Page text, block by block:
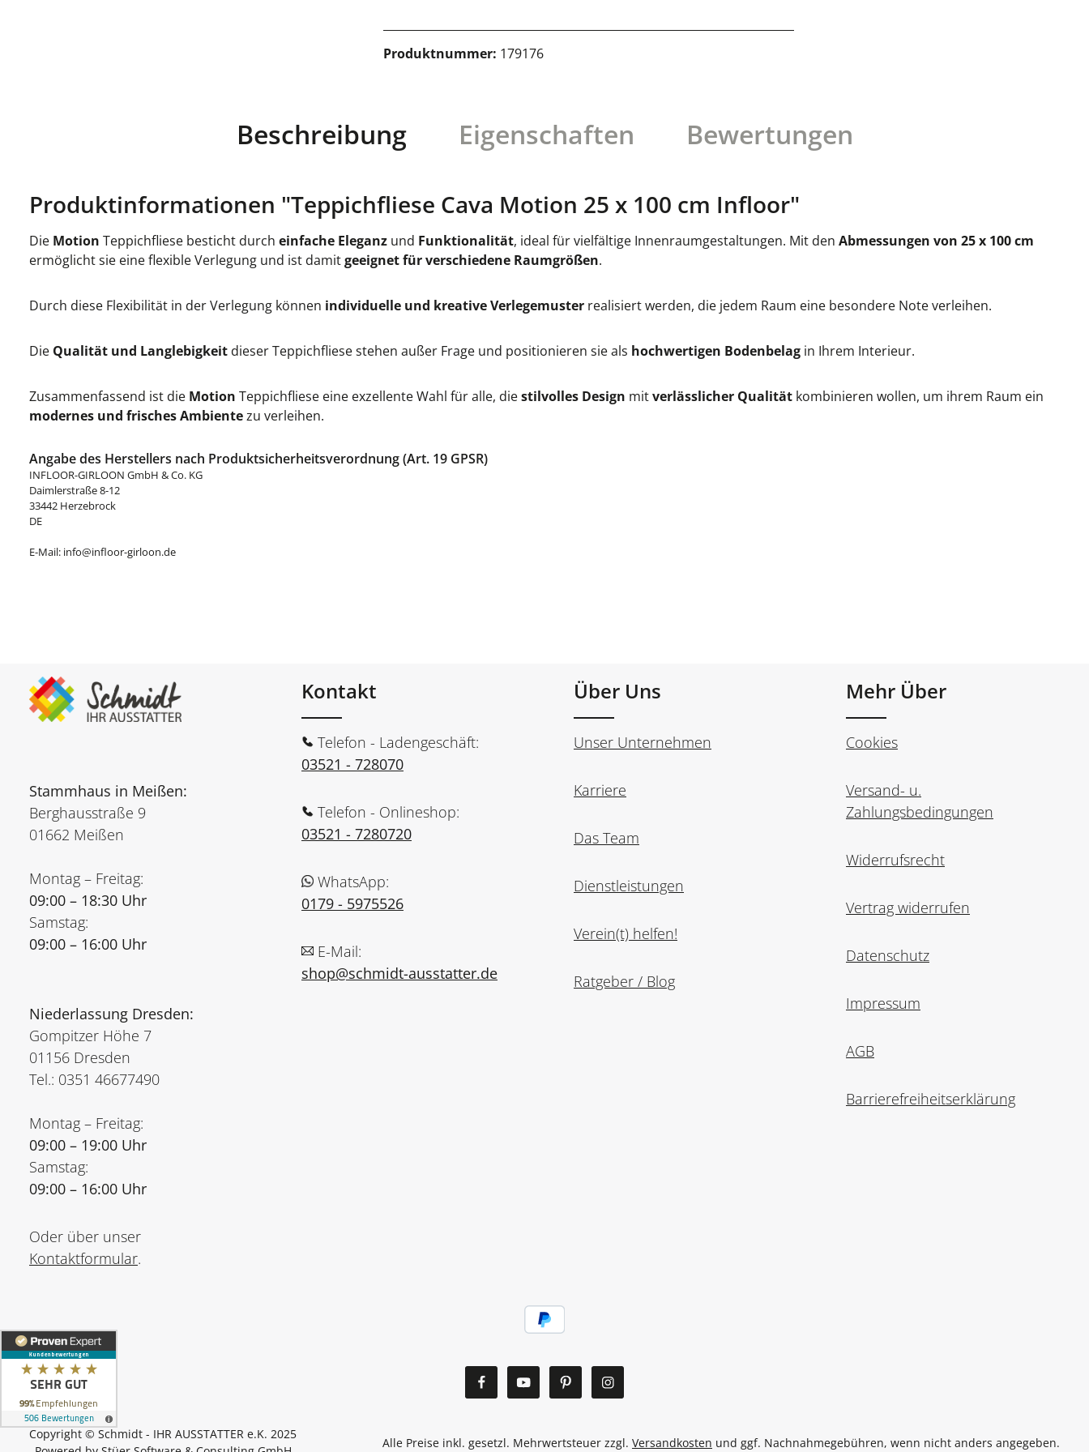
Produktnummer: 179176
Beschreibung Eigenschaften Bewertungen
Produktinformationen "Teppichfliese Cava Motion 25 x 100 cm Infloor"
Die Motion Teppichfliese besticht durch einfache Eleganz und Funktionalität, ideal für vielfältige Innenraumgestaltungen. Mit den Abmessungen von 25 x 100 cm
ermöglicht sie eine flexible Verlegung und ist damitgeeignet für verschiedene Raumgrößen.
Durch diese Flexibilität in der Verlegung können individuelle und kreative Verlegemuster realisiert werden, die jedem Raum eine besondere Note verleihen.
Die Qualität und Langlebigkeit dieser Teppichfliese stehen außer Frage und positionieren sie als hochwertigen Bodenbelag in Ihrem Interieur.
Zusammenfassend ist die Motion Teppichfliese eine exzellente Wahl für alle, diestilvolles Design mitverlässlicher Qualität kombinieren wollen, um ihrem Raum ein
modernes und frisches Ambientezu verleihen.
Angabe des Herstellers nach Produktsicherheitsverordnung (Art. 19 GPSR)
INFLOOR-GIRLOON GmbH & Co. KG
Daimlerstraße 8-12
33442 Herzebrock
DE
E-Mail: info@infloor-girloon.de
Stammhaus in Meißen:
Berghausstraße 9
01662 Meißen
Montag – Freitag:
09:00 – 18:30 Uhr
Samstag:
09:00 – 16:00 Uhr
Niederlassung Dresden:
Gompitzer Höhe 7
01156 Dresden
Tel.: 0351 46677490
Montag – Freitag:
09:00 – 19:00 Uhr
Samstag:
09:00 – 16:00 Uhr
Oder über unser
Kontaktformular.
Kontakt
Telefon - Ladengeschäft:
03521 - 728070
Telefon - Onlineshop:
03521 - 7280720
WhatsApp:
0179 - 5975526
E-Mail:
shop@schmidt-ausstatter.de
Über Uns
Unser Unternehmen
Karriere
Das Team
Dienstleistungen
Verein(t) helfen!
Ratgeber / Blog
Mehr Über
Cookies
Versand- u.
Zahlungsbedingungen
Widerrufsrecht
Vertrag widerrufen
Datenschutz
Impressum
AGB
Barrierefreiheitserklärung
Copyright © Schmidt - IHR AUSSTATTER e.K. 2025
Alle Preise inkl. gesetzl. Mehrwertsteuer zzgl. Versandkosten und ggf. Nachnahmegebühren, wenn nicht anders angegeben.